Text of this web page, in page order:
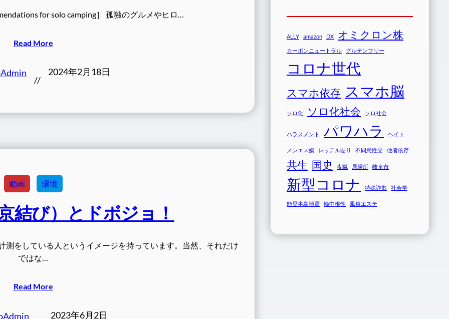
for solo camping］ 孤独のグルメやヒロ…
Read More
//
2024年2月18日
動画 環境
結び）とドボジョ！
をしている人というイメージを持っています。当然、それだけ
ではな…
Read More
2023年6月2日
ALLY amazon DX オミクロン株
カーボンニュートラル グルテンフリー
コロナ世代
スマホ依存 スマホ脳
ソロ化 ソロ化社会 ソロ社会
ハラスメント パワハラ ヘイト
メンエス嬢 レッテル貼り 不同意性交 他者依存
共生 国史 夜職 居場所 岐阜市
新型コロナ 特殊詐欺 社会学
能登半島地震 輪中根性 風俗エステ